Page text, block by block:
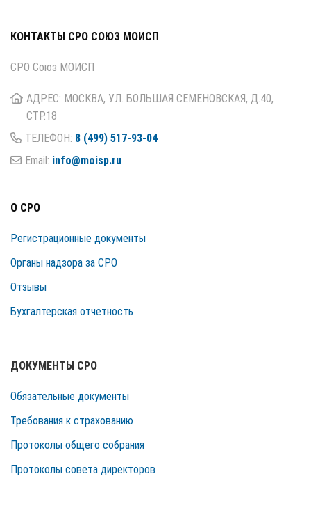
КОНТАКТЫ СРО СОЮЗ МОИСП
СРО Союз МОИСП
АДРЕС: МОСКВА, УЛ. БОЛЬШАЯ СЕМЁНОВСКАЯ, Д.40,
СТР.18
ТЕЛЕФОН: 8 (499) 517-93-04
Email: info@moisp.ru
О СРО
Регистрационные документы
Органы надзора за СРО
Отзывы
Бухгалтерская отчетность
ДОКУМЕНТЫ СРО
Обязательные документы
Требования к страхованию
Протоколы общего собрания
Протоколы совета директоров